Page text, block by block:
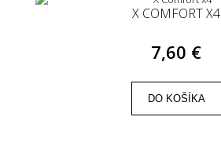
X COMFORT X4
7,60 €
DO KOŠÍKA